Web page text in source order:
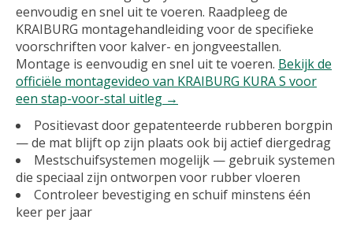
eenvoudig en snel uit te voeren. Raadpleeg de
KRAIBURG montagehandleiding voor de specifieke
voorschriften voor kalver- en jongveestallen.
Montage is eenvoudig en snel uit te voeren. Bekijk de
officiële montagevideo van KRAIBURG KURA S voor
een stap-voor-stal uitleg →
Positievast door gepatenteerde rubberen borgpin
— de mat blijft op zijn plaats ook bij actief diergedrag
Mestschuifsystemen mogelijk — gebruik systemen
die speciaal zijn ontworpen voor rubber vloeren
Controleer bevestiging en schuif minstens één
keer per jaar